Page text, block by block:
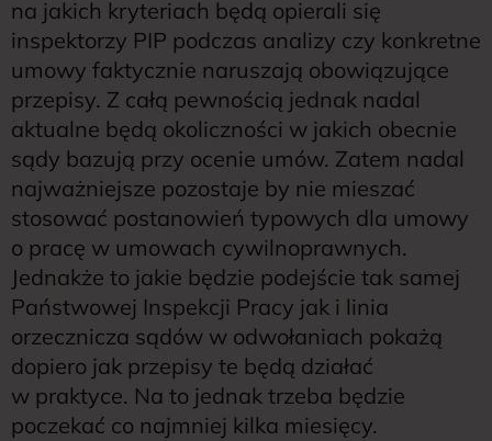
na jakich kryteriach będą opierali się
inspektorzy PIP podczas analizy czy konkretne
umowy faktycznie naruszają obowiązujące
przepisy. Z całą pewnością jednak nadal
aktualne będą okoliczności w jakich obecnie
sądy bazują przy ocenie umów. Zatem nadal
najważniejsze pozostaje by nie mieszać
stosować postanowień typowych dla umowy
o pracę w umowach cywilnoprawnych.
Jednakże to jakie będzie podejście tak samej
Państwowej Inspekcji Pracy jak i linia
orzecznicza sądów w odwołaniach pokażą
dopiero jak przepisy te będą działać
w praktyce. Na to jednak trzeba będzie
poczekać co najmniej kilka miesięcy.